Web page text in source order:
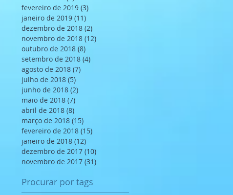
fevereiro de 2019 (3)
janeiro de 2019 (11)
dezembro de 2018 (2)
novembro de 2018 (12)
outubro de 2018 (8)
setembro de 2018 (4)
agosto de 2018 (7)
julho de 2018 (5)
junho de 2018 (2)
maio de 2018 (7)
abril de 2018 (8)
março de 2018 (15)
fevereiro de 2018 (15)
janeiro de 2018 (12)
dezembro de 2017 (10)
novembro de 2017 (31)
Procurar por tags